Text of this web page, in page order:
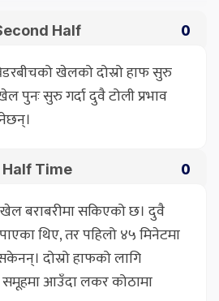
Half 0
खेलको दोस्रो हाफ सुरु
सुरु गर्दा दुवै टोली प्रभाव
Half Time 0
बराबरीमा सकिएको छ। दुवै
थिए, तर पहिलो ४५ मिनेटमा
दोस्रो हाफको लागि
आउँदा लकर कोठामा